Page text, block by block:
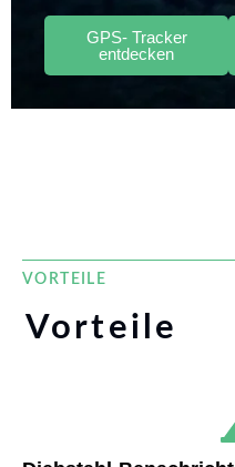
GPS- Tracker
entdecken
VORTEILE
Vorteile